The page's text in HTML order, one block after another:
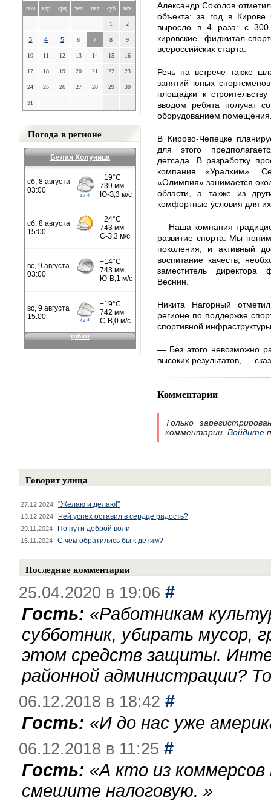
пон втр срд чет пят суб вск
1 2
3 4 5 6 7 8 9
10 11 12 13 14 15 16
17 18 19 20 21 22 23
24 25 26 27 28 29 30
31
Погода в регионе
Белая Холуница
Александр Соколов
объекта: за год в
выросло в 4 раза: с
кировские фиджитал-
всероссийских старта.
Речь на встрече также
занятий юных
площадки к
вводом ребята получат
оборудованием
В Кирово-Чепецке
для этого
детсада. В разработку
компания «Уралхим».
«Олимпия» занимается
области, а также из
комфортные условия для
— Наша компания
развитие спорта. Мы
поколения, и активный
воспитание качеств,
заместитель
Веснин.
Никита Нагорный
регионе по поддержке
спортивной
— Без этого невозможно
высоких результатов, —
Комментарии
Только
комментарии. Войдите
Говорит улица
27.12.2024 "Желаю и делаю!"
13.12.2024 Чей успех оставил в сердце радость?
29.11.2024 По пути доброй воли
15.11.2024 С чем обратились бы к детям?
Последние комментарии
25.04.2020 в 19:06 #
Гость: «Работникам
субботник, убирать мусор,
этом средств защиты.
районной администрации?
06.12.2018 в 18:42 #
Гость: «И до нас уже
06.12.2018 в 11:25 #
Гость: «А кто из
смешите налоговую. »